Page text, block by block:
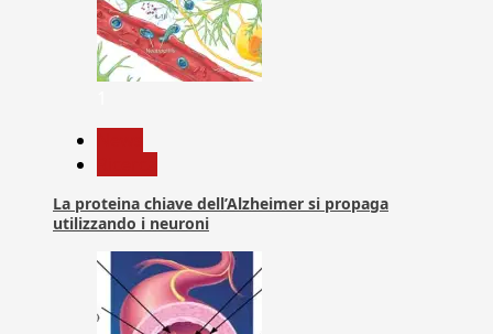
La proteina chiave dell’Alzheimer si propaga
utilizzando i neuroni